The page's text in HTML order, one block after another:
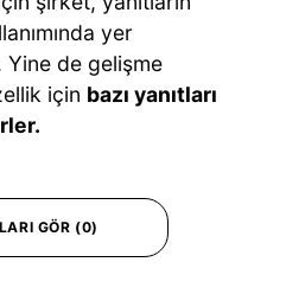
yer
Yine de gelişme
için bazı yanıtları
GÖR (0)